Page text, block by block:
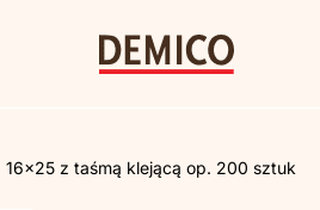
16×25 z taśmą klejącą op. 200 sztuk